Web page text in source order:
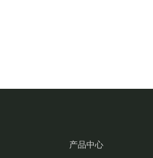
产品中心